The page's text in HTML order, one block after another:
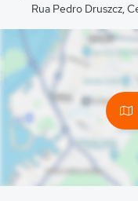
Rua Pedro Druszcz,